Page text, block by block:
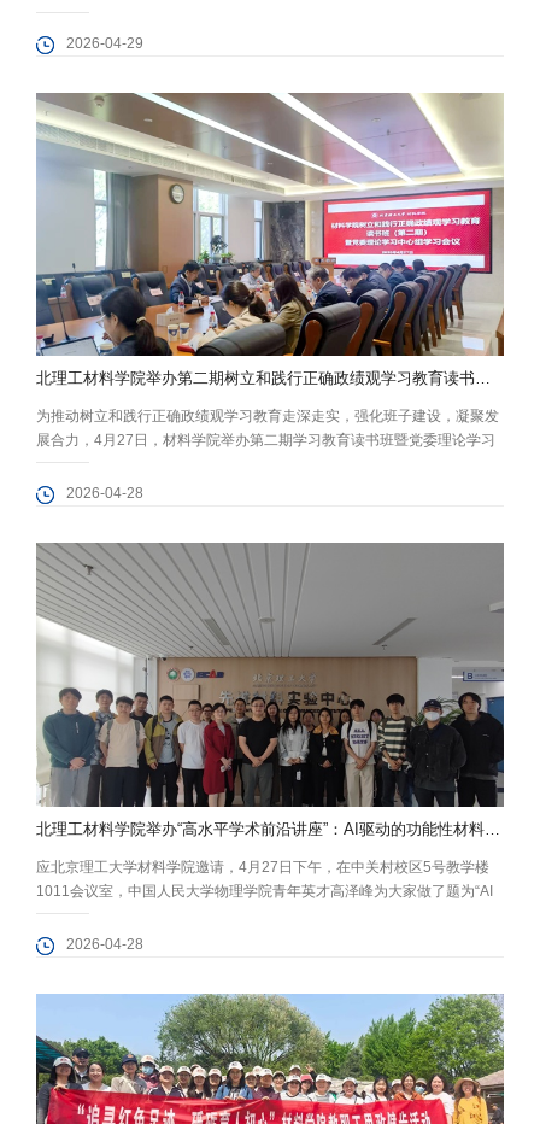
到会指导，学院第五届教代会、工代会代表出席大会。会议由副院长谢非
主持。 赵坤代表学校工会对大会的召开表示祝贺。他充分肯定了学院教代
积...
2026-04-29
北理工材料学院举办第二期树立和践行正确政绩观学习教育读书班暨党委理论学习中心组学习会议
为推动树立和践行正确政绩观学习教育走深走实，强化班子建设，凝聚发
展合力，4月27日，材料学院举办第二期学习教育读书班暨党委理论学习
中心组学习会议。学院党委书记程兴旺主持会议，理论学习中心组固定成
员逐一交流学习体会。 会议围绕《习近平关于树立和践行正确政绩观论述
习，并集中观看...
2026-04-28
应北京理工大学材料学院邀请，4月27日下午，在中关村校区5号教学楼
1011会议室，中国人民大学物理学院青年英才高泽峰为大家做了题为“AI
驱动的功能性材料逆向设计”的“高水平学术前沿讲座”。来自各学院的青年
教师及研究生代表到场聆听交流。 高泽峰老师聚焦材料逆向设计的核心挑
2026-04-28